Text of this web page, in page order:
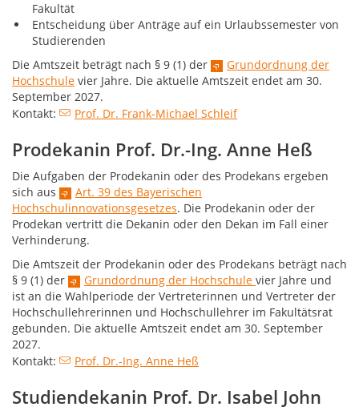
Fakultät
Entscheidung über Anträge auf ein Urlaubssemester von
Studierenden
Die Amtszeit beträgt nach § 9 (1) der
Grundordnung der
Hochschule vier Jahre. Die aktuelle Amtszeit endet am 30.
September 2027.
Kontakt:
Prof. Dr. Frank-Michael Schleif
Prodekanin Prof. Dr.-Ing. Anne Heß
Die Aufgaben der Prodekanin oder des Prodekans ergeben
sich aus
Art. 39 des Bayerischen
Hochschulinnovationsgesetzes. Die Prodekanin oder der
Prodekan vertritt die Dekanin oder den Dekan im Fall einer
Verhinderung.
Die Amtszeit der Prodekanin oder des Prodekans beträgt nach
§ 9 (1) der
Grundordnung der Hochschule vier Jahre und
ist an die Wahlperiode der Vertreterinnen und Vertreter der
Hochschullehrerinnen und Hochschullehrer im Fakultätsrat
gebunden. Die aktuelle Amtszeit endet am 30. September
2027.
Kontakt:
Prof. Dr.-Ing. Anne Heß
Studiendekanin Prof. Dr. Isabel John